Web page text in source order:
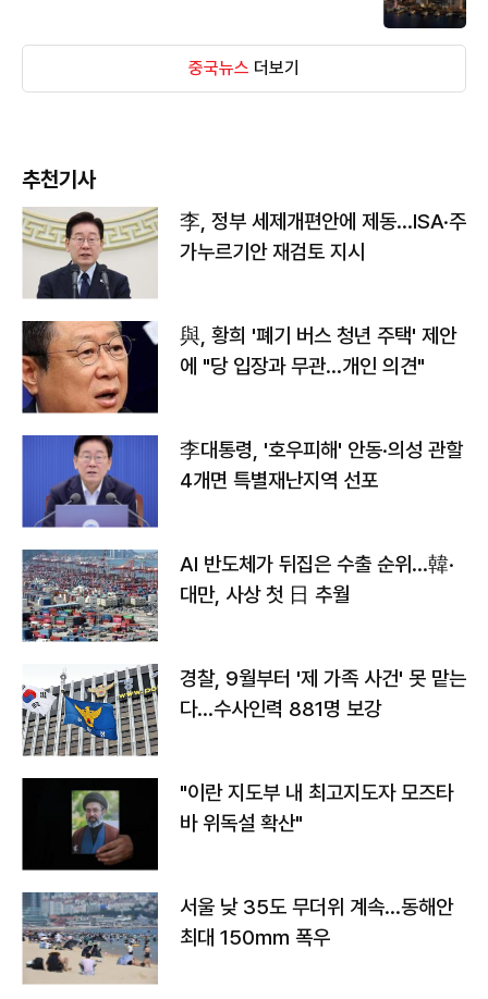
중국뉴스 더보기
추천기사
李, 정부 세제개편안에 제동…ISA·주
가누르기안 재검토 지시
與, 황희 '폐기 버스 청년 주택' 제안
에 "당 입장과 무관…개인 의견"
李대통령, '호우피해' 안동·의성 관할
4개면 특별재난지역 선포
AI 반도체가 뒤집은 수출 순위…韓·
대만, 사상 첫 日 추월
경찰, 9월부터 '제 가족 사건' 못 맡는
다…수사인력 881명 보강
"이란 지도부 내 최고지도자 모즈타
바 위독설 확산"
서울 낮 35도 무더위 계속…동해안
최대 150㎜ 폭우